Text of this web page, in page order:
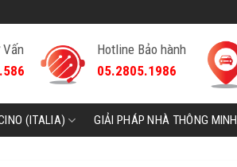
Hotline Bảo hành
05.2805.1986
(ITALIA) GIẢI PHÁP NHÀ THÔNG MINH